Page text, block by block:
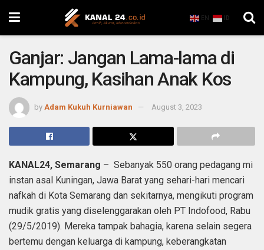
EN ID
Ganjar: Jangan Lama-lama di
Kampung, Kasihan Anak Kos
by Adam Kukuh Kurniawan August 3, 2023
KANAL24, Semarang – Sebanyak 550 orang pedagang mi
instan asal Kuningan, Jawa Barat yang sehari-hari mencari
nafkah di Kota Semarang dan sekitarnya, mengikuti program
mudik gratis yang diselenggarakan oleh PT Indofood, Rabu
(29/5/2019). Mereka tampak bahagia, karena selain segera
bertemu dengan keluarga di kampung, keberangkatan